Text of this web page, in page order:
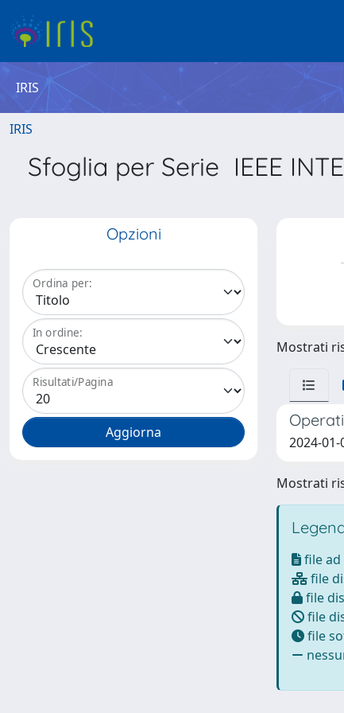
IRIS
IRIS
Sfoglia per Serie IEEE
Opzioni
Ordina per:
In ordine:
Risultati/Pagina
Mostrati
2024-
Mostrati
file ad
file
file
file
file